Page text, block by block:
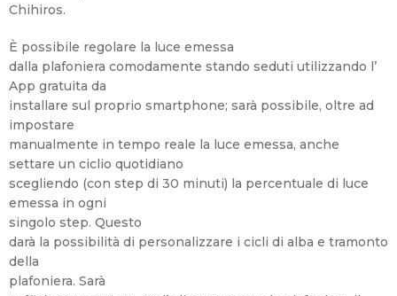
Chihiros.
È possibile regolare la luce emessa
dalla plafoniera comodamente stando seduti utilizzando l’
App gratuita da
installare sul proprio smartphone; sarà possibile, oltre ad
impostare
manualmente in tempo reale la luce emessa, anche
settare un ciclio quotidiano
scegliendo (con step di 30 minuti) la percentuale di luce
emessa in ogni
singolo step. Questo
darà la possibilità di personalizzare i cicli di alba e tramonto
della
plafoniera. Sarà